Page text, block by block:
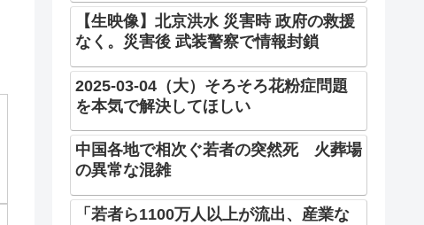
【生映像】北京洪水 災害時 政府の救援
なく。災害後 武装警察で情報封鎖
2025-03-04（大）そろそろ花粉症問題
を本気で解決してほしい
中国各地で相次ぐ若者の突然死 火葬場
の異常な混雑
「若者ら1100万人以上が流出、産業な